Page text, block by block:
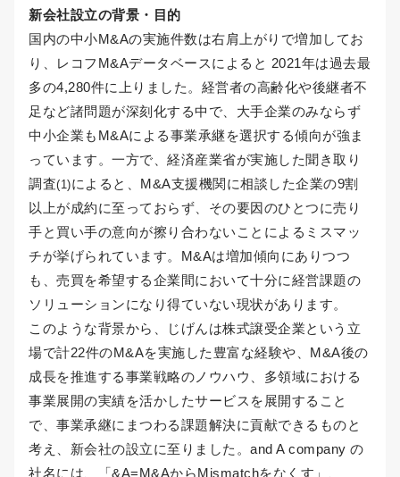
新会社設立の背景・目的
国内の中小M&Aの実施件数は右肩上がりで増加してお
り、レコフM&Aデータベースによると 2021年は過去最
多の4,280件に上りました。経営者の高齢化や後継者不
足など諸問題が深刻化する中で、大手企業のみならず
中小企業もM&Aによる事業承継を選択する傾向が強ま
っています。一方で、経済産業省が実施した聞き取り
調査(1)によると、M&A支援機関に相談した企業の9割
以上が成約に至っておらず、その要因のひとつに売り
手と買い手の意向が擦り合わないことによるミスマッ
チが挙げられています。M&Aは増加傾向にありつつ
も、売買を希望する企業間において十分に経営課題の
ソリューションになり得ていない現状があります。
このような背景から、じげんは株式譲受企業という立
場で計22件のM&Aを実施した豊富な経験や、M&A後の
成長を推進する事業戦略のノウハウ、多領域における
事業展開の実績を活かしたサービスを展開すること
で、事業承継にまつわる課題解決に貢献できるものと
考え、新会社の設立に至りました。and A company の
社名には、「&A=M&AからMismatchをなくす」、